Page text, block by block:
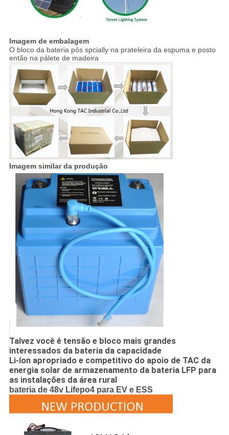
Imagem de embalagem
O bloco da bateria pôs spcially na prateleira da espuma e posto
então na pálete de madeira
Imagem similar da produção
Talvez você é tensão e bloco mais grandes
interessados da bateria da capacidade
Li-íon apropriado e competitivo do apoio de TAC da
energia solar de armazenamento da bateria LFP para
as instalações da área rural
bateria de 48v Lifepo4 para EV e ESS